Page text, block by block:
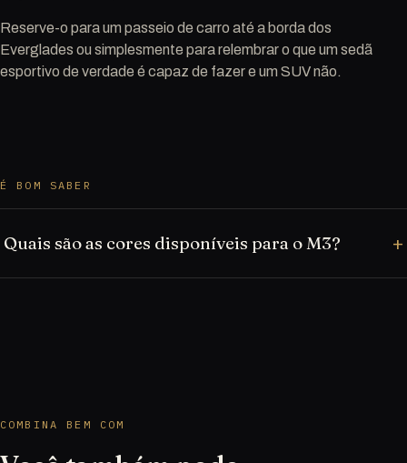
Reserve-o para um passeio de carro até a borda dos
Everglades ou simplesmente para relembrar o que um sedã
esportivo de verdade é capaz de fazer e um SUV não.
É BOM SABER
Quais são as cores disponíveis para o M3?
COMBINA BEM COM